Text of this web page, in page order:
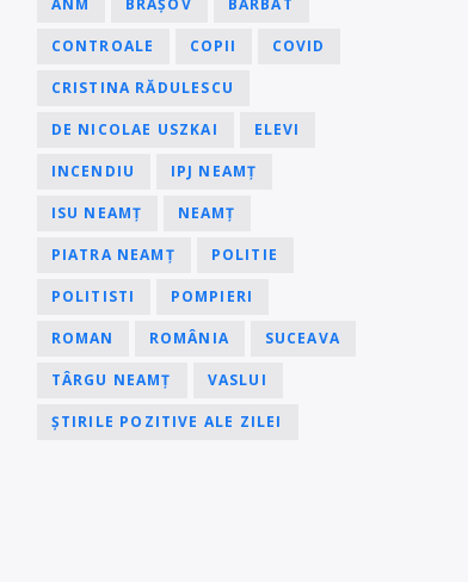
CONTROALE COPII COVID
CRISTINA RĂDULESCU
DE NICOLAE USZKAI ELEVI
INCENDIU IPJ NEAMȚ
ISU NEAMȚ NEAMȚ
PIATRA NEAMȚ POLITIE
POLITISTI POMPIERI
ROMAN ROMÂNIA SUCEAVA
TÂRGU NEAMȚ VASLUI
ȘTIRILE POZITIVE ALE ZILEI